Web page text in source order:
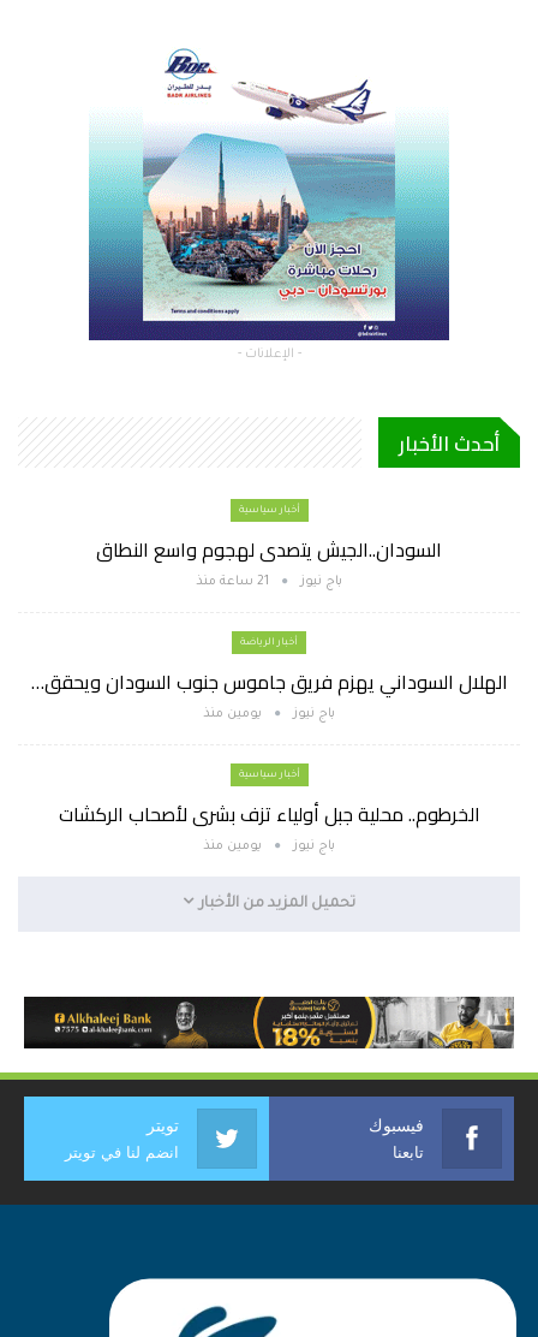
- الإعلانات -
أحدث الأخبار
أخبار سياسية
السودان..الجيش يتصدى لهجوم واسع النطاق
باج نيوز 21 ساعة منذ
أخبار الرياضة
الهلال السوداني يهزم فريق جاموس جنوب السودان ويحقق…
باج نيوز يومين منذ
أخبار سياسية
الخرطوم.. محلية جبل أولياء تزف بشرى لأصحاب الركشات
باج نيوز يومين منذ
تحميل المزيد من الأخبار
فيسبوك
تابعنا
تويتر
انضم لنا في تويتر